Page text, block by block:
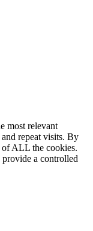
most relevant
repeat visits. By
ALL the cookies.
a controlled